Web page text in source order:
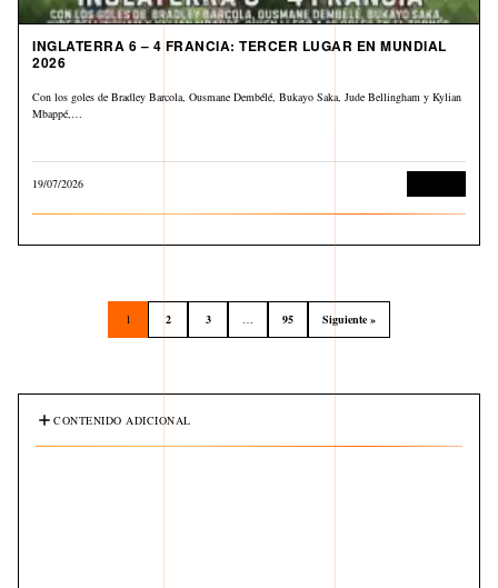
INGLATERRA 6 – 4 FRANCIA: TERCER LUGAR EN MUNDIAL
2026
Con los goles de Bradley Barcola, Ousmane Dembélé, Bukayo Saka, Jude Bellingham y Kylian
Mbappé,…
19/07/2026
1 2 3 … 95 Siguiente »
CONTENIDO ADICIONAL